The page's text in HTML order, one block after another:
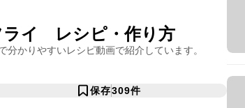
イ レシピ・作り方
分かりやすいレシピ動画で紹介しています。
保存309件